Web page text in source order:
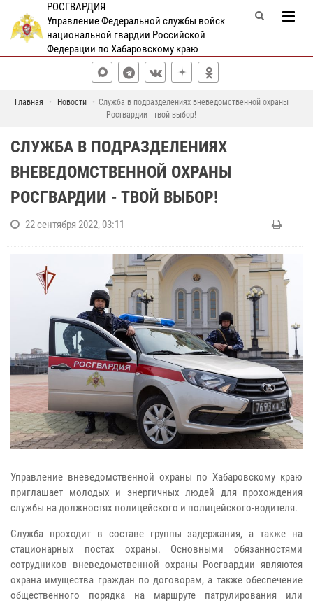
РОСГВАРДИЯ
Управление Федеральной службы войск
национальной гвардии Российской
Федерации по Хабаровскому краю
Главная Новости
Служба в подразделениях вневедомственной охраны
Росгвардии - твой выбор!
СЛУЖБА В ПОДРАЗДЕЛЕНИЯХ
ВНЕВЕДОМСТВЕННОЙ ОХРАНЫ
РОСГВАРДИИ - ТВОЙ ВЫБОР!
22 сентября 2022, 03:11
Управление вневедомственной охраны по Хабаровскому краю
приглашает молодых и энергичных людей для прохождения
службы на должностях полицейского и полицейского-водителя.
Служба проходит в составе группы задержания, а также на
стационарных постах охраны. Основными обязанностями
сотрудников вневедомственной охраны Росгвардии являются
охрана имущества граждан по договорам, а также обеспечение
общественного порядка на маршруте патрулирования или